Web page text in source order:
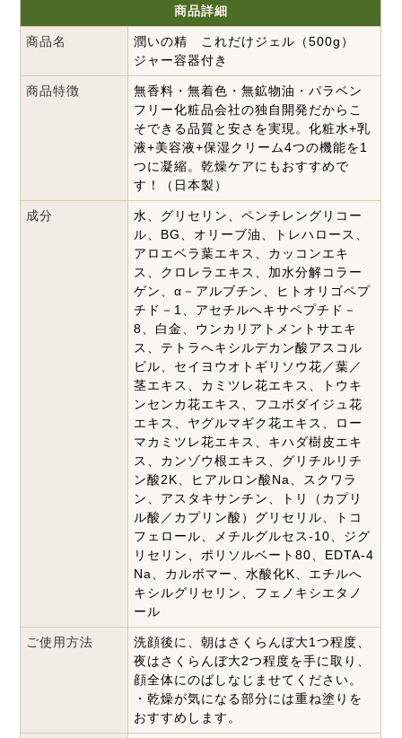
商品詳細
商品名
潤いの精 これだけジェル（500g）
ジャー容器付き
商品特徴
無香料・無着色・無鉱物油・パラベン
フリー化粧品会社の独自開発だからこ
そできる品質と安さを実現。化粧水+乳
液+美容液+保湿クリーム4つの機能を1
つに凝縮。乾燥ケアにもおすすめで
す！（日本製）
成分
水、グリセリン、ペンチレングリコー
ル、BG、オリーブ油、トレハロース、
アロエベラ葉エキス、カッコンエキ
ス、クロレラエキス、加水分解コラー
ゲン、α－アルブチン、ヒトオリゴペプ
チド－1、アセチルヘキサペプチド－
8、白金、ウンカリアトメントサエキ
ス、テトラへキシルデカン酸アスコル
ビル、セイヨウオトギリソウ花／葉／
茎エキス、カミツレ花エキス、トウキ
ンセンカ花エキス、フユボダイジュ花
エキス、ヤグルマギク花エキス、ロー
マカミツレ花エキス、キハダ樹皮エキ
ス、カンゾウ根エキス、グリチルリチ
ン酸2K、ヒアルロン酸Na、スクワラ
ン、アスタキサンチン、トリ（カプリ
ル酸／カプリン酸）グリセリル、トコ
フェロール、メチルグルセス-10、ジグ
リセリン、ポリソルベート80、EDTA-4
Na、カルボマー、水酸化K、エチルへ
キシルグリセリン、フェノキシエタノ
ール
ご使用方法
洗顔後に、朝はさくらんぼ大1つ程度、
夜はさくらんぼ大2つ程度を手に取り、
顔全体にのばしなじませてください。
・乾燥が気になる部分には重ね塗りを
おすすめします。